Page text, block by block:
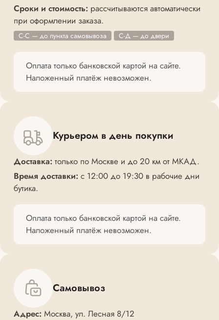
Сроки и стоимость: рассчитываются автоматически
при оформлении заказа.
С-С — до пункта самовывоза С-Д — до двери
Оплата только банковской картой на сайте.
Наложенный платёж невозможен.
Курьером в день покупки
Доставка: только по Москве и до 20 км от МКАД.
Время доставки: с 12:00 до 19:30 в рабочие дни
бутика.
Оплата только банковской картой на сайте.
Наложенный платёж невозможен.
Самовывоз
Адрес: Москва, ул. Лесная 8/12